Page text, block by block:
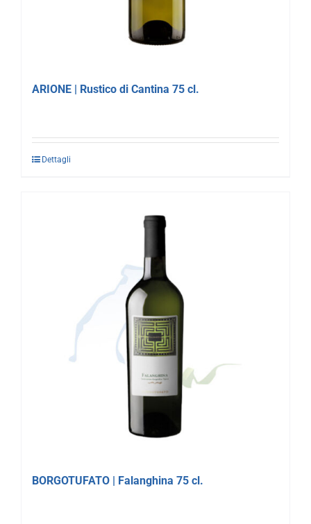
ARIONE | Rustico di Cantina 75 cl.
Dettagli
BORGOTUFATO | Falanghina 75 cl.